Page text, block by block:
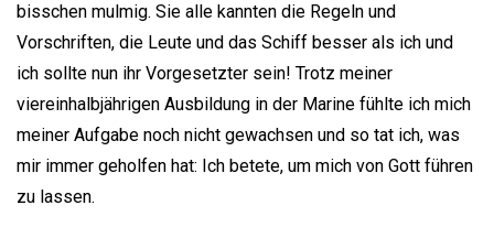
bisschen mulmig. Sie alle kannten die Regeln und
Vorschriften, die Leute und das Schiff besser als ich und
ich sollte nun ihr Vorgesetzter sein! Trotz meiner
viereinhalbjährigen Ausbildung in der Marine fühlte ich mich
meiner Aufgabe noch nicht gewachsen und so tat ich, was
mir immer geholfen hat: Ich betete, um mich von Gott führen
zu lassen.